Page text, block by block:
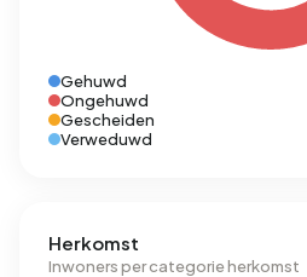
Gehuwd
Ongehuwd
Gescheiden
Verweduwd
Herkomst
Inwoners per categorie herkomst